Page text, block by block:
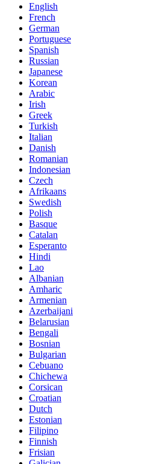
English
French
German
Portuguese
Spanish
Russian
Japanese
Korean
Arabic
Irish
Greek
Turkish
Italian
Danish
Romanian
Indonesian
Czech
Afrikaans
Swedish
Polish
Basque
Catalan
Esperanto
Hindi
Lao
Albanian
Amharic
Armenian
Azerbaijani
Belarusian
Bengali
Bosnian
Bulgarian
Cebuano
Chichewa
Corsican
Croatian
Dutch
Estonian
Filipino
Finnish
Frisian